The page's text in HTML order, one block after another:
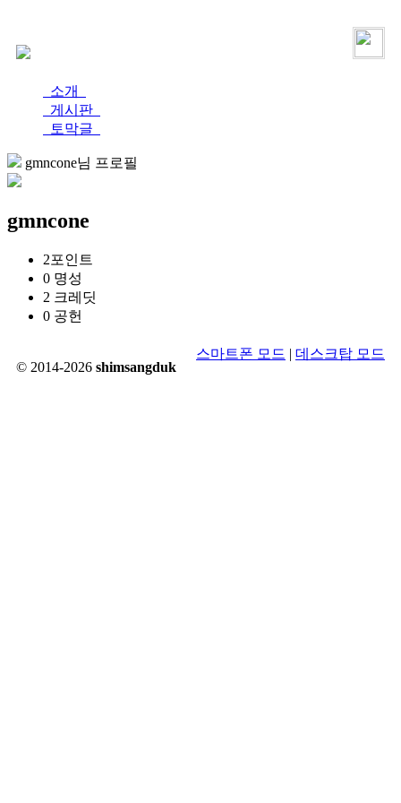
소개
게시판
토막글
gmncone님 프로필
gmncone
2포인트
0 명성
2 크레딧
0 공헌
© 2014-2026 shimsangduk
스마트폰 모드 | 데스크탑 모드